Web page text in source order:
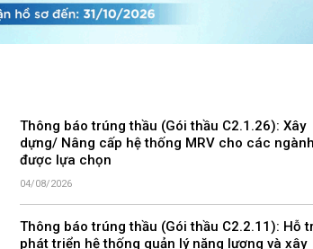
Thông báo trúng thầu (Gói thầu C2.1.26): Xây
dựng/ Nâng cấp hệ thống MRV cho các ngành
được lựa chọn
04/08/2026
Thông báo trúng thầu (Gói thầu C2.2.11): Hỗ